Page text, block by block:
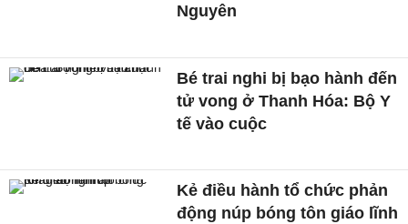
Nguyên
Bé trai nghi bị bạo hành đến
tử vong ở Thanh Hóa: Bộ Y
tế vào cuộc
Kẻ điều hành tổ chức phản
động núp bóng tôn giáo lĩnh